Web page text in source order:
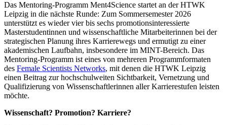
Das Mentoring-Programm Ment4Science startet an der HTWK
Leipzig in die nächste Runde: Zum Sommersemester 2026
unterstützt es wieder vier bis sechs promotionsinteressierte
Masterstudentinnen und wissenschaftliche Mitarbeiterinnen bei der
strategischen Planung ihres Karrierewegs und ermutigt zu einer
akademischen Laufbahn, insbesondere im MINT-Bereich. Das
Mentoring-Programm ist eines von mehreren Programmformaten
des Female Scientists Networks, mit denen die HTWK Leipzig
einen Beitrag zur hochschulweiten Sichtbarkeit, Vernetzung und
Qualifizierung von Wissenschaftlerinnen aller Karrierestufen leisten
möchte.
Wissenschaft? Promotion? Karriere?